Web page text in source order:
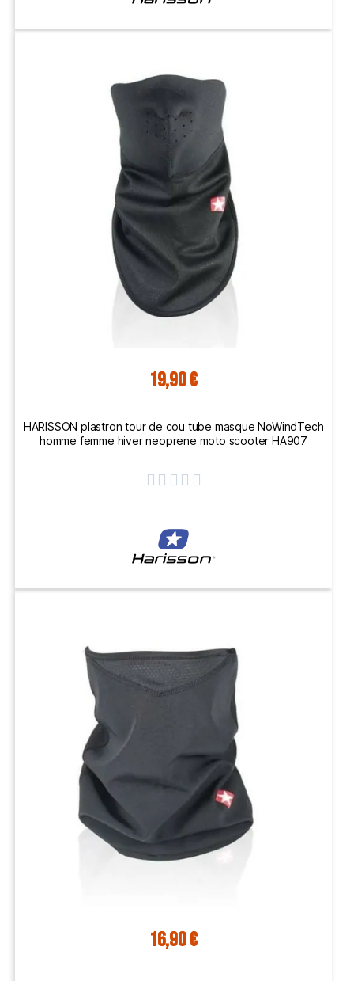
19,90 €
HARISSON plastron tour de cou tube masque NoWindTech
homme femme hiver neoprene moto scooter HA907
    
16,90 €